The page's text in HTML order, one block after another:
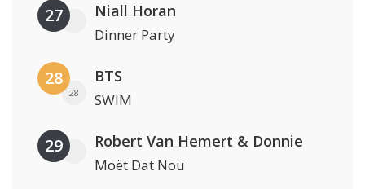
27 Niall Horan
Dinner Party
28
28
BTS
SWIM
29 Robert Van Hemert & Donnie
Moët Dat Nou